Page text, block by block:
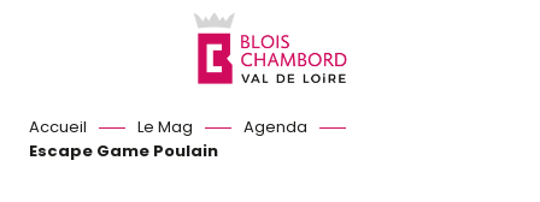
Accueil Le Mag
Agenda
Escape Game Poulain